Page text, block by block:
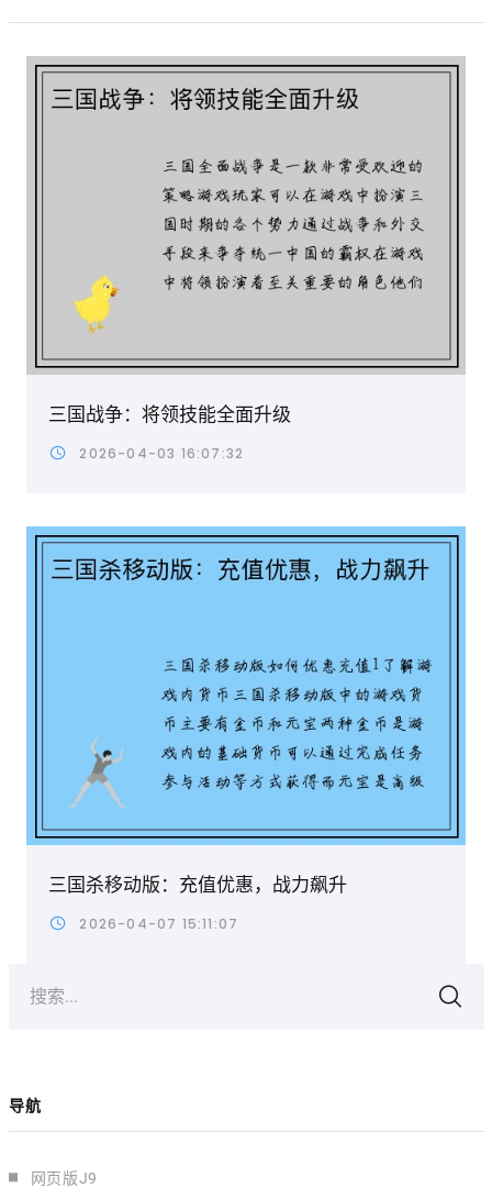
三国战争：将领技能全面升级
2026-04-03 16:07:32
三国杀移动版：充值优惠，战力飙升
2026-04-07 15:11:07
搜索...
导航
网页版J9